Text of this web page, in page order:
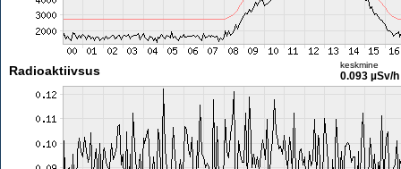
Radioaktiivsus keskmine
0.093 µSv/h